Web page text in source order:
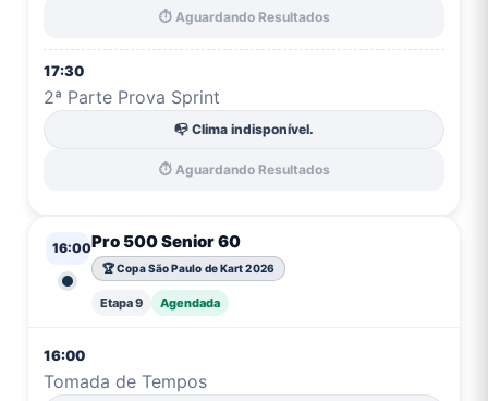
⏱️ Aguardando Resultados
17:30
2ª Parte Prova Sprint
📭 Clima indisponível.
⏱️ Aguardando Resultados
16:00Pro 500 Senior 60
🏆 Copa São Paulo de Kart 2026
Etapa 9 Agendada
16:00
Tomada de Tempos